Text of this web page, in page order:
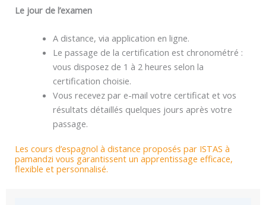
Le jour de l’examen
A distance, via application en ligne.
Le passage de la certification est chronométré :
vous disposez de 1 à 2 heures selon la
certification choisie.
Vous recevez par e-mail votre certificat et vos
résultats détaillés quelques jours après votre
passage.
Les cours d’espagnol à distance proposés par ISTAS à
pamandzi vous garantissent un apprentissage efficace,
flexible et personnalisé.